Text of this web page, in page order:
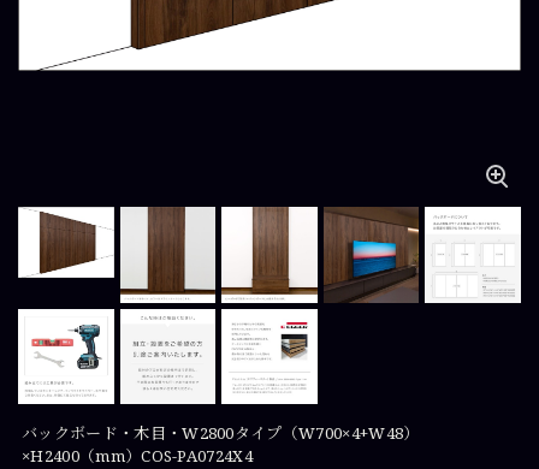
バックボード・木目・W2800タイプ（W700×4+W48）
×H2400（mm）COS-PA0724X4